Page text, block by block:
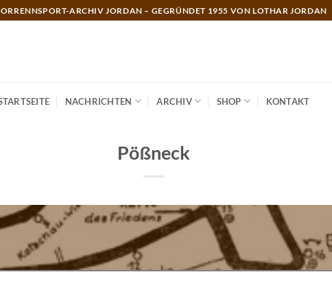
ARCHIV JORDAN – GEGRÜNDET 1955 VON LOTHAR JORDAN
NACHRICHTEN ARCHIV SHOP KONTAKT
Pößneck